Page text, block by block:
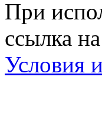
При
ссылка
Условия